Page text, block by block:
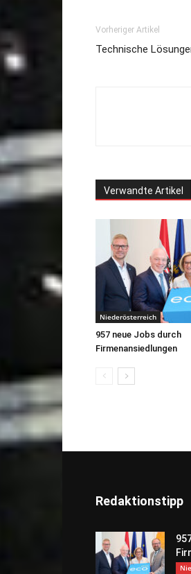
Vorheriger Artikel
Technische
Verwandte Artikel
Niederösterreich
957 neue Jobs durch
Firmenansiedlungen
Redaktionstipp